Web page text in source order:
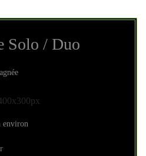
Solo / Duo
environ